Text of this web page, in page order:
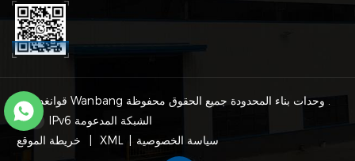
IPv6 الشبكة المدعومة
XML سياسة الخصوصية